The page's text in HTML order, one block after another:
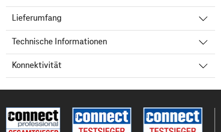
Lieferumfang
Technische Informationen
Konnektivität